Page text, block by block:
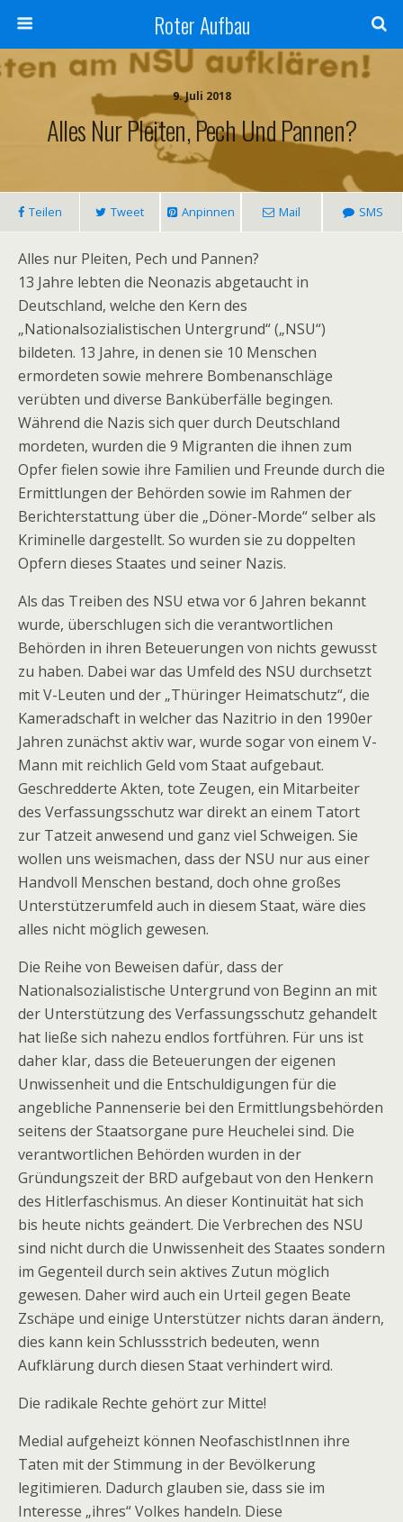
Roter Aufbau
9. Juli 2018
Alles Nur Pleiten, Pech Und Pannen?
Teilen Tweet Anpinnen Mail SMS
Alles nur Pleiten, Pech und Pannen?
13 Jahre lebten die Neonazis abgetaucht in
Deutschland, welche den Kern des
„Nationalsozialistischen Untergrund“ („NSU“)
bildeten. 13 Jahre, in denen sie 10 Menschen
ermordeten sowie mehrere Bombenanschläge
verübten und diverse Banküberfälle begingen.
Während die Nazis sich quer durch Deutschland
mordeten, wurden die 9 Migranten die ihnen zum
Opfer fielen sowie ihre Familien und Freunde durch die
Ermittlungen der Behörden sowie im Rahmen der
Berichterstattung über die „Döner-Morde“ selber als
Kriminelle dargestellt. So wurden sie zu doppelten
Opfern dieses Staates und seiner Nazis.
Als das Treiben des NSU etwa vor 6 Jahren bekannt
wurde, überschlugen sich die verantwortlichen
Behörden in ihren Beteuerungen von nichts gewusst
zu haben. Dabei war das Umfeld des NSU durchsetzt
mit V-Leuten und der „Thüringer Heimatschutz“, die
Kameradschaft in welcher das Nazitrio in den 1990er
Jahren zunächst aktiv war, wurde sogar von einem V-
Mann mit reichlich Geld vom Staat aufgebaut.
Geschredderte Akten, tote Zeugen, ein Mitarbeiter
des Verfassungsschutz war direkt an einem Tatort
zur Tatzeit anwesend und ganz viel Schweigen. Sie
wollen uns weismachen, dass der NSU nur aus einer
Handvoll Menschen bestand, doch ohne großes
Unterstützerumfeld auch in diesem Staat, wäre dies
alles nicht möglich gewesen.
Die Reihe von Beweisen dafür, dass der
Nationalsozialistische Untergrund von Beginn an mit
der Unterstützung des Verfassungsschutz gehandelt
hat ließe sich nahezu endlos fortführen. Für uns ist
daher klar, dass die Beteuerungen der eigenen
Unwissenheit und die Entschuldigungen für die
angebliche Pannenserie bei den Ermittlungsbehörden
seitens der Staatsorgane pure Heuchelei sind. Die
verantwortlichen Behörden wurden in der
Gründungszeit der BRD aufgebaut von den Henkern
des Hitlerfaschismus. An dieser Kontinuität hat sich
bis heute nichts geändert. Die Verbrechen des NSU
sind nicht durch die Unwissenheit des Staates sondern
im Gegenteil durch sein aktives Zutun möglich
gewesen. Daher wird auch ein Urteil gegen Beate
Zschäpe und einige Unterstützer nichts daran ändern,
dies kann kein Schlussstrich bedeuten, wenn
Aufklärung durch diesen Staat verhindert wird.
Die radikale Rechte gehört zur Mitte!
Medial aufgeheizt können NeofaschistInnen ihre
Taten mit der Stimmung in der Bevölkerung
legitimieren. Dadurch glauben sie, dass sie im
Interesse „ihres“ Volkes handeln. Diese